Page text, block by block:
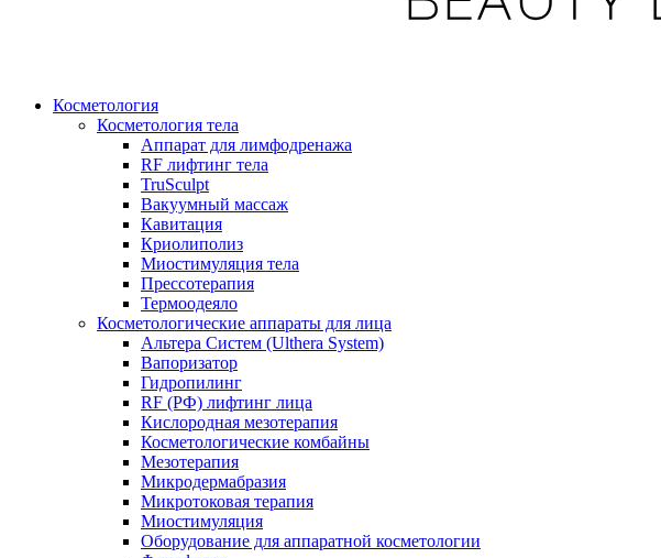
Косметология
Косметология тела
Аппарат для лимфодренажа
RF лифтинг тела
TruSculpt
Вакуумный массаж
Кавитация
Криолиполиз
Миостимуляция тела
Прессотерапия
Термоодеяло
Косметологические аппараты для лица
Альтера Систем (Ulthera System)
Вапоризатор
Гидропилинг
RF (РФ) лифтинг лица
Кислородная мезотерапия
Косметологические комбайны
Мезотерапия
Микродермабразия
Микротоковая терапия
Миостимуляция
Оборудование для аппаратной косметологии